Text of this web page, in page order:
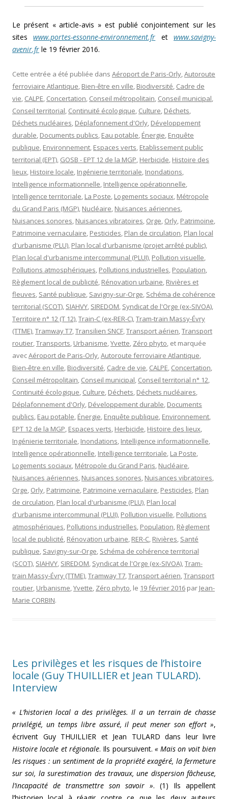
Le présent « article-avis » est publié conjointement sur les
siteswww.portes-essonne-environnement.fr etwww.savigny-
avenir.fr le 19 février 2016.
Cette entrée a été publiée dans Aéroport de Paris-Orly,Autoroute
ferroviaire Atlantique, Bien-être en ville, Biodiversité, Cadre de
vie, CALPE, Concertation, Conseil métropolitain, Conseil municipal,
Conseil territorial, Continuité écologique, Culture, Déchets,
Déchets nucléaires, Déplafonnement d'Orly, Développement
durable, Documents publics, Eau potable, Énergie, Enquête
publique, Environnement, Espaces verts, Etablissement public
territorial (EPT), GOSB - EPT 12 de la MGP, Herbicide, Histoire des
lieux, Histoire locale, Ingénierie territoriale, Inondations,
Intelligence informationnelle, Intelligence opérationnelle,
Intelligence territoriale, La Poste, Logements sociaux, Métropole
du Grand Paris (MGP), Nucléaire, Nuisances aériennes,
Nuisances sonores, Nuisances vibratoires, Orge, Orly, Patrimoine,
Patrimoine vernaculaire, Pesticides, Plan de circulation, Plan local
d'urbanisme (PLU), Plan local d'urbanisme (projet arrêté public),
Plan local d'urbanisme intercommunal (PLUI), Pollution visuelle,
Pollutions atmosphériques, Pollutions industrielles, Population,
Règlement local de publicité, Rénovation urbaine, Rivières et
fleuves, Santé publique, Savigny-sur-Orge, Schéma de cohérence
territorial (SCOT), SIAHVY, SIREDOM, Syndicat de l'Orge (ex-SIVOA),
Territoire n° 12 (T 12),Train-C (ex-RER-C),Tram-train Massy-Évry
(TTME),Tramway T7,Transilien SNCF,Transport aérien,Transport
routier,Transports, Urbanisme,Yvette, Zéro phyto, et marquée
avecAéroport de Paris-Orly,Autoroute ferroviaire Atlantique,
Bien-être en ville, Biodiversité, Cadre de vie, CALPE, Concertation,
Conseil métropolitain, Conseil municipal, Conseil territorial n° 12,
Continuité écologique, Culture, Déchets, Déchets nucléaires,
Déplafonnement d'Orly, Développement durable, Documents
publics, Eau potable, Énergie, Enquête publique, Environnement,
EPT 12 de la MGP, Espaces verts, Herbicide, Histoire des lieux,
Ingénierie territoriale, Inondations, Intelligence informationnelle,
Intelligence opérationnelle, Intelligence territoriale, La Poste,
Logements sociaux, Métropole du Grand Paris, Nucléaire,
Nuisances aériennes, Nuisances sonores, Nuisances vibratoires,
Orge, Orly, Patrimoine, Patrimoine vernaculaire, Pesticides, Plan
de circulation, Plan local d'urbanisme (PLU), Plan local
d'urbanisme intercommunal (PLUI), Pollution visuelle, Pollutions
atmosphériques, Pollutions industrielles, Population, Règlement
local de publicité, Rénovation urbaine, RER-C, Rivières, Santé
publique, Savigny-sur-Orge, Schéma de cohérence territorial
(SCOT), SIAHVY, SIREDOM, Syndicat de l'Orge (ex-SIVOA),Tram-
train Massy-Évry (TTME),Tramway T7,Transport aérien,Transport
routier, Urbanisme,Yvette, Zéro phyto, le 19 février 2016 par Jean-
Marie CORBIN.
Les privilèges et les risques de l’histoire
locale (Guy THUILLIER et Jean TULARD).
Interview
« L’historien local a des privilèges. Il a un terrain de chasse
privilégié, un temps libre assuré, il peut mener son effort »,
écrivent Guy THUILLIER et Jean TULARD dans leur livre
Histoire locale et régionale. Ils poursuivent. « Mais on voit bien
les risques : un sentiment de la propriété exagéré, la fermeture
sur soi, la surestimation des travaux, une dispersion fâcheuse,
l’incapacité de transmettre son savoir ». (1) Ils appellent